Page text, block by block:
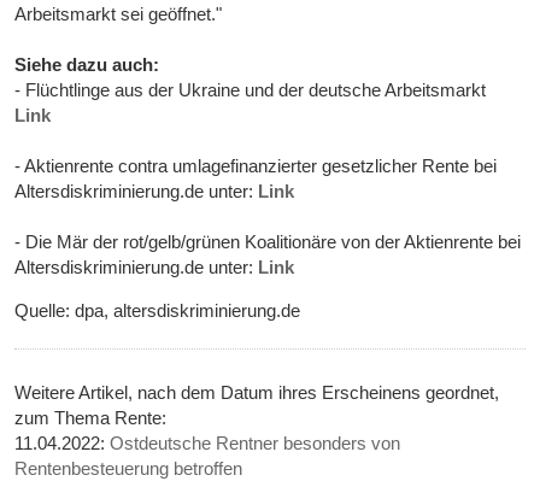
Arbeitsmarkt sei geöffnet."
Siehe dazu auch:
- Flüchtlinge aus der Ukraine und der deutsche Arbeitsmarkt
Link
- Aktienrente contra umlagefinanzierter gesetzlicher Rente bei
Altersdiskriminierung.de unter: Link
- Die Mär der rot/gelb/grünen Koalitionäre von der Aktienrente bei
Altersdiskriminierung.de unter: Link
Quelle: dpa, altersdiskriminierung.de
Weitere Artikel, nach dem Datum ihres Erscheinens geordnet,
zum Thema Rente:
11.04.2022:Ostdeutsche Rentner besonders von
Rentenbesteuerung betroffen